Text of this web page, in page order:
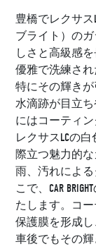
豊橋でレクサス
ブライト）の
しさと高級感
優雅で洗練さ
特にその輝き
水滴跡が目立
にはコーティン
レクサスLCの
際立つ魅力的
雨、汚れによ
こで、CAR
たします。コ
保護膜を形成
車後でもその輝